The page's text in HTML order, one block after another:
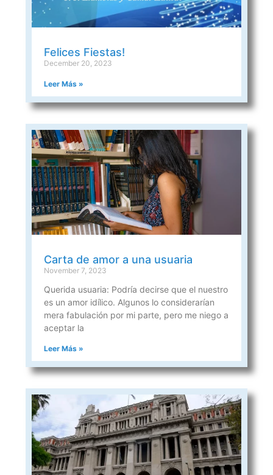
Felices Fiestas!
December 20, 2023
Leer Más »
Carta de amor a una usuaria
November 7, 2023
Querida usuaria: Podría decirse que el nuestro
es un amor idílico. Algunos lo considerarían
mera fabulación por mi parte, pero me niego a
aceptar la
Leer Más »